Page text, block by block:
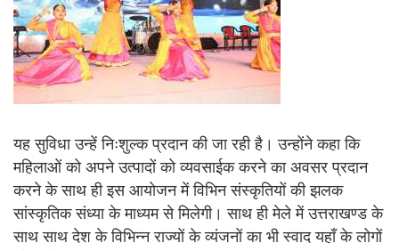
यह सुविधा उन्हें निःशुल्क प्रदान की जा रही है। उन्होंने कहा कि
महिलाओं को अपने उत्पादों को व्यवसाईक करने का अवसर प्रदान
करने के साथ ही इस आयोजन में विभिन संस्कृतियों की झलक
सांस्कृतिक संध्या के माध्यम से मिलेगी। साथ ही मेले में उत्तराखण्ड के
साथ साथ देश के विभिन्न राज्यों के व्यंजनों का भी स्वाद यहॉं के लोगों